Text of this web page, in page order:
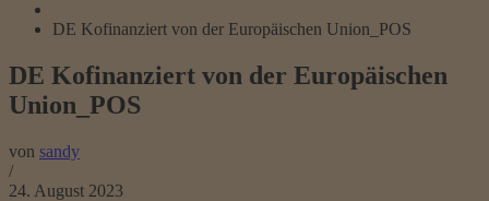
DE Kofinanziert von der Europäischen Union_POS
DE Kofinanziert von der Europäischen
Union_POS
von sandy
/
24. August 2023